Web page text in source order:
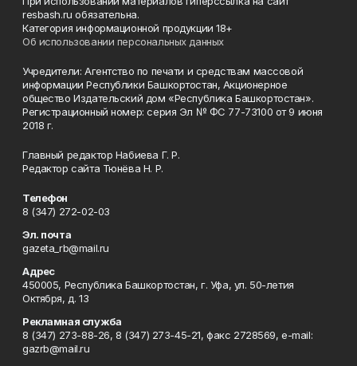
resbash.ru обязательна.
Категория информационной продукции 18+
Об использовании персональных данных
Учредители: Агентство по печати и средствам массовой
информации Республики Башкортостан, Акционерное
общество Издательский дом «Республика Башкортостан».
Регистрационный номер: серия Эл № ФС 77-73100 от 9 июня
2018 г.
Главный редактор Набиева Г. Р.
Редактор сайта Тюнёва Н. Р.
Телефон
8 (347) 272-02-03
Эл. почта
gazeta_rb@mail.ru
Адрес
450005, Республика Башкортостан, г. Уфа, ул. 50-летия
Октября, д. 13
Рекламная служба
8 (347) 273-88-26, 8 (347) 273-45-21, факс 2728569, e-mail:
gazrb@mail.ru